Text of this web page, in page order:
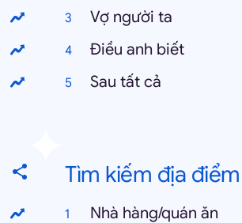
Vợ người ta
Điều anh biết
Sau tất cả
Tìm kiếm địa
Nhà hàng/quán ăn